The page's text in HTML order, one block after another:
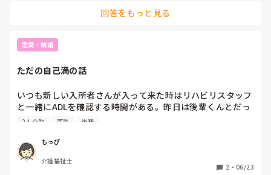
給ついて6カ月と言ってたから、この違いって何なんだろ
う。ケアしたいと思わないのかな。
この前、パッド交換に入った時、一緒に入った先輩が、体操
を回さないといけなかったので、側にいる未経験、無資格の
人に、あっ、お願いできますか、トランスのヘルプと頼みま
した。そしたら、あっ、私、そういう事は全く無理ですと言
ました。
えっ、有給発生していて6カ月経ってるのに、まだ何も教え
フを見ていても、ナースの方とか、積極的に指示を出して行
かない。やってるのは、ほぼ洗い物だの、見守り、洗濯、デ
イサービスなので記録。
回答をもっと見る
恋愛・結婚
ただの自己満の話
いつも新しい入所者さんが入って来た時はリハビリスタッフ
と一緒にADLを確認する時間がある。昨日は後輩くんとだっ
たから話せる機会ができて🫪
時、👦🏻「○○さん、担当でしたよね？最近どうですか？」
と。フロア内では2人介助で移乗してるから（身長180㎝近
くあって片麻痺）👧🏻「もう、1人介助で移乗してます？」
2人介助 面談 後輩
もっぴ
介護福祉士
2 ・ 06/23